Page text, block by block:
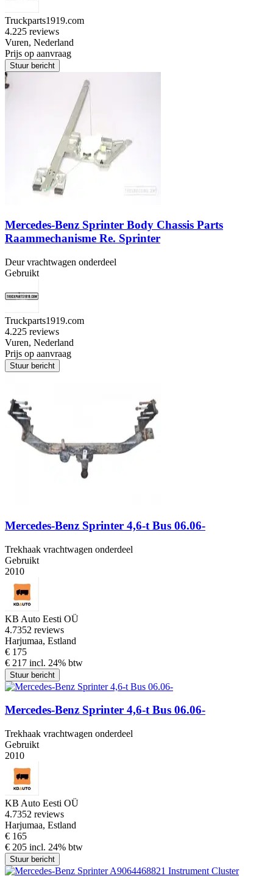
Truckparts1919.com
4.225 reviews
Vuren, Nederland
Prijs op aanvraag
Stuur bericht
Mercedes-Benz Sprinter Body Chassis Parts
Raammechanisme Re. Sprinter
Deur vrachtwagen onderdeel
Gebruikt
Truckparts1919.com
4.225 reviews
Vuren, Nederland
Prijs op aanvraag
Stuur bericht
Mercedes-Benz Sprinter 4,6-t Bus 06.06-
Trekhaak vrachtwagen onderdeel
Gebruikt
2010
KB Auto Eesti OÜ
4.7352 reviews
Harjumaa, Estland
€ 175
€ 217 incl. 24% btw
Stuur bericht
Mercedes-Benz Sprinter 4,6-t Bus 06.06-
Trekhaak vrachtwagen onderdeel
Gebruikt
2010
KB Auto Eesti OÜ
4.7352 reviews
Harjumaa, Estland
€ 165
€ 205 incl. 24% btw
Stuur bericht